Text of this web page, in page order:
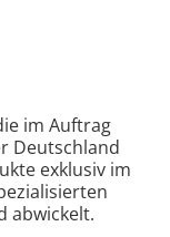
im Auftrag
Deutschland
exklusiv im
abwickelt.